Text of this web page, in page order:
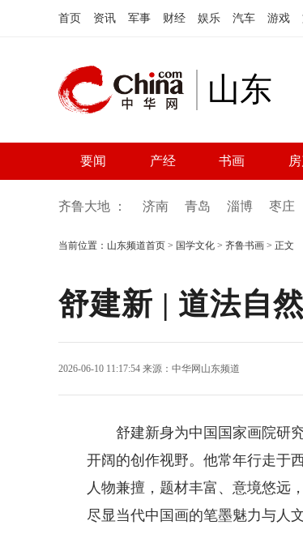
首页 资讯 军事 财经 娱乐 汽车 游戏
山东
要闻 产经 书画
齐鲁大地 ： 济南 青岛 淄博 枣庄
当前位置： 山东频道首页 > 国学文化 > 齐鲁书画 > 正文
舒建新 | 道法自
2026-06-10 11:17:54 来源： 中华网山东频道
舒建新身为中国国家画院研
开阔的创作视野。他常年行走于
人物兼擅，题材丰富、意境悠远
尽显当代中国画的笔墨魅力与人文